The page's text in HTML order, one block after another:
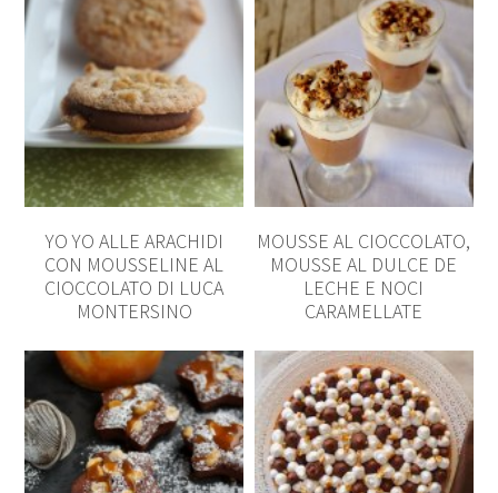
YO YO ALLE ARACHIDI
CON MOUSSELINE AL
CIOCCOLATO DI LUCA
MONTERSINO
MOUSSE AL CIOCCOLATO,
MOUSSE AL DULCE DE
LECHE E NOCI
CARAMELLATE